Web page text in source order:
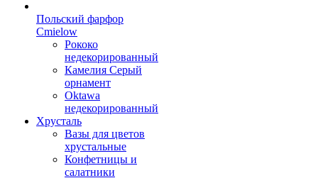
Польский фарфор
Сmielow
Рококо
недекорированный
Камелия Серый
орнамент
Oktawa
недекорированный
Хрусталь
Вазы для цветов
хрустальные
Конфетницы и
салатники